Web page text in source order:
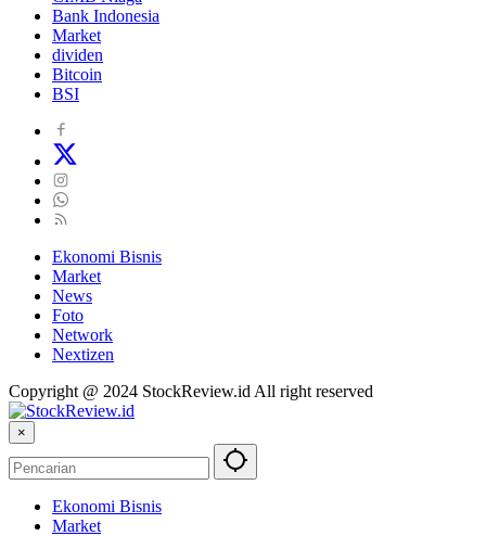
Bank Indonesia
Market
dividen
Bitcoin
BSI
Ekonomi Bisnis
Market
News
Foto
Network
Nextizen
Copyright @ 2024 StockReview.id All right reserved
×
Ekonomi Bisnis
Market